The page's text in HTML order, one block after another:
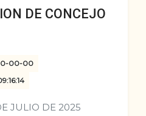
DE CONCEJO
00-00
JULIO DE 2025